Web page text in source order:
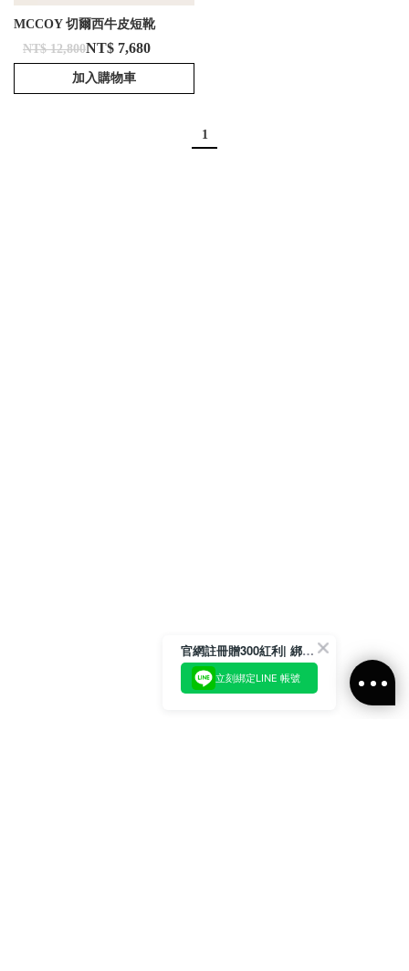
MCCOY 切爾西牛皮短靴
NT$ 12,800NT$ 7,680
加入購物車
1
官網註冊贈300紅利| 綁定LINE再領取專屬優惠
立刻綁定LINE 帳號